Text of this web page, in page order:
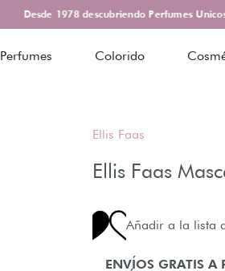
Desde 1978 descubriendo Perfumes Unicos
Perfumes Colorido
Ellis Faas
Ellis Faas
Añadir a la lista
ENVÍOS GRATIS A